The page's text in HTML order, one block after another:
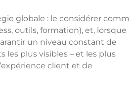
globale : le considérer
outils, formation), et, lorsque
un niveau constant de
les plus visibles – et les plus
client et de